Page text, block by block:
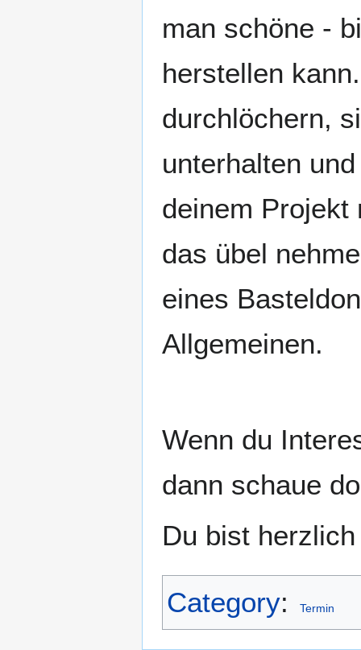
man schöne -
herstellen
durchlöchern,
unterhalten
deinem Projekt
das übel
eines
Allgemeinen.
Wenn du
dann schaue
Du bist
Category: Termin